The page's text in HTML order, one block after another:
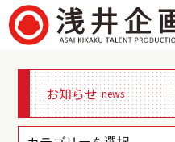
お知らせ news